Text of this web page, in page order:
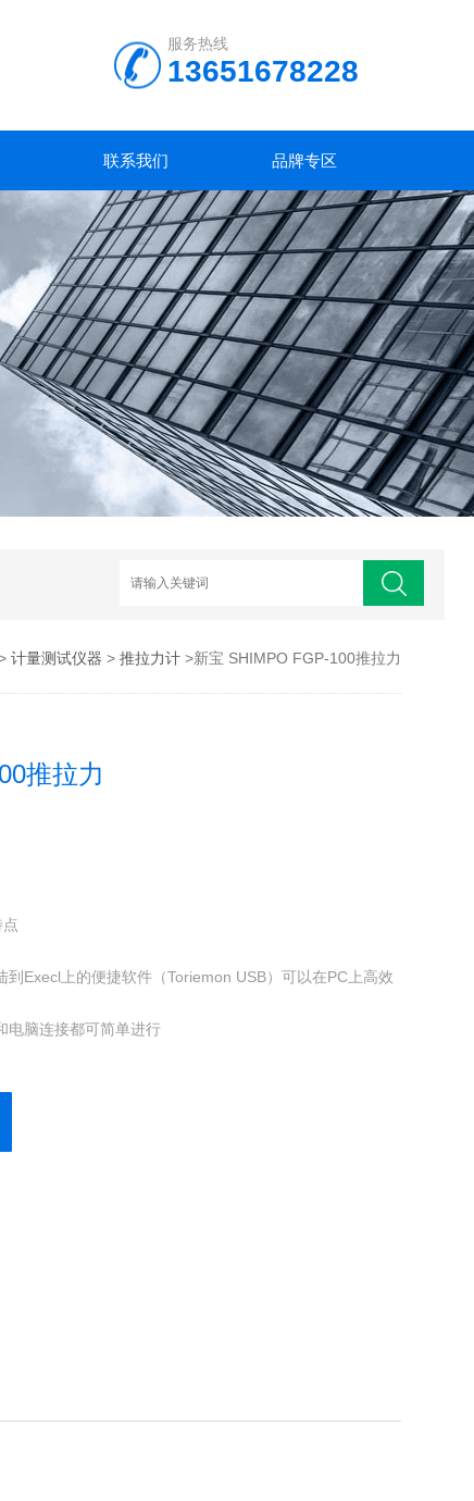
服务热线
13651678228
联系我们 品牌专区
计量测试仪器 > 推拉力计>新宝 SHIMPO FGP-100推拉力
推拉力
Execl上的便捷软件（Toriemon USB）可以在PC上高效
电脑连接都可简单进行